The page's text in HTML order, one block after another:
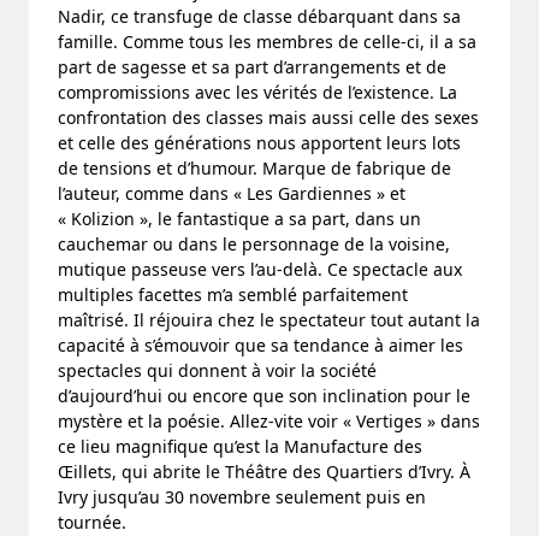
Nadir, ce transfuge de classe débarquant dans sa
famille. Comme tous les membres de celle-ci, il a sa
part de sagesse et sa part d’arrangements et de
compromissions avec les vérités de l’existence. La
confrontation des classes mais aussi celle des sexes
et celle des générations nous apportent leurs lots
de tensions et d’humour. Marque de fabrique de
l’auteur, comme dans « Les Gardiennes » et
« Kolizion », le fantastique a sa part, dans un
cauchemar ou dans le personnage de la voisine,
mutique passeuse vers l’au-delà. Ce spectacle aux
multiples facettes m’a semblé parfaitement
maîtrisé. Il réjouira chez le spectateur tout autant la
capacité à s’émouvoir que sa tendance à aimer les
spectacles qui donnent à voir la société
d’aujourd’hui ou encore que son inclination pour le
mystère et la poésie. Allez-vite voir « Vertiges » dans
ce lieu magnifique qu’est la Manufacture des
Œillets, qui abrite le Théâtre des Quartiers d’Ivry. À
Ivry jusqu’au 30 novembre seulement puis en
tournée.